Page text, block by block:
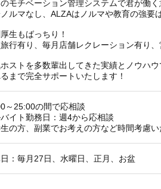
モチベーション管理システムで君が働く
ルマなし、ALZAはノルマや教育の強要
生もばっちり！
行有り、毎月店舗レクレーション有り
ホストを多数輩出してきた実績とノウハウ
まで完全サポートいたします！
～25:00の間で応相談
イト勤務日：週4から応相談
の方、副業でお考えの方など時間考慮い
：毎月27日、水曜日、正月、お盆